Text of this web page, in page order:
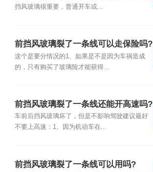
挡风玻璃很重要，普通开车或...
前挡风玻璃裂了一条线可以走保险吗?
这个是要分情况的1、如果是不是因为车祸造成
的，只有购买了玻璃险才能获得...
前挡风玻璃裂了一条线还能开高速吗?
车前后挡风玻璃坏了，但是不影响驾驶建议最好
不要上高速：1、因为机动车在...
前挡风玻璃裂了一条线可以用吗?